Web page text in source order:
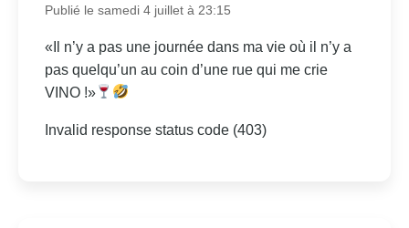
Publié le samedi 4 juillet à 23:15
«Il n’y a pas une journée dans ma vie où il n’y a
pas quelqu’un au coin d’une rue qui me crie
VINO !»
Invalid response status code (403)